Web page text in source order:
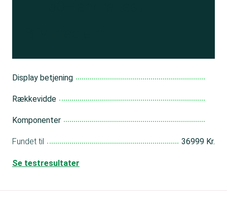
Display betjening
Rækkevidde
Komponenter
Fundet til 36999 Kr.
Se testresultater